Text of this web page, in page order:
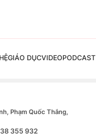
GIÁO DỤCVIDEOPODCAST
Phạm Quốc Thắng,
355 932